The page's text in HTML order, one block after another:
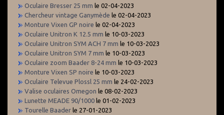
Oculaire Bresser 25 mm le 02-04-2023
Chercheur vintage Ganymède le 02-04-2023
Monture Vixen GP noire le 02-04-2023
Oculaire Unitron K 12.5 mm le 10-03-2023
Oculaire Unitron SYM ACH 7 mm le 10-03-2023
Oculaire Unitron SYM 7 mm le 10-03-2023
Oculaire zoom Baader 8-24 mm le 10-03-2023
Monture Vixen SP noire le 10-03-2023
Oculaire Televue Plossl 25 mm le 24-02-2023
Valise oculaires Omegon le 08-02-2023
Lunette MEADE 90/1000 le 01-02-2023
Tourelle Baader le 27-01-2023